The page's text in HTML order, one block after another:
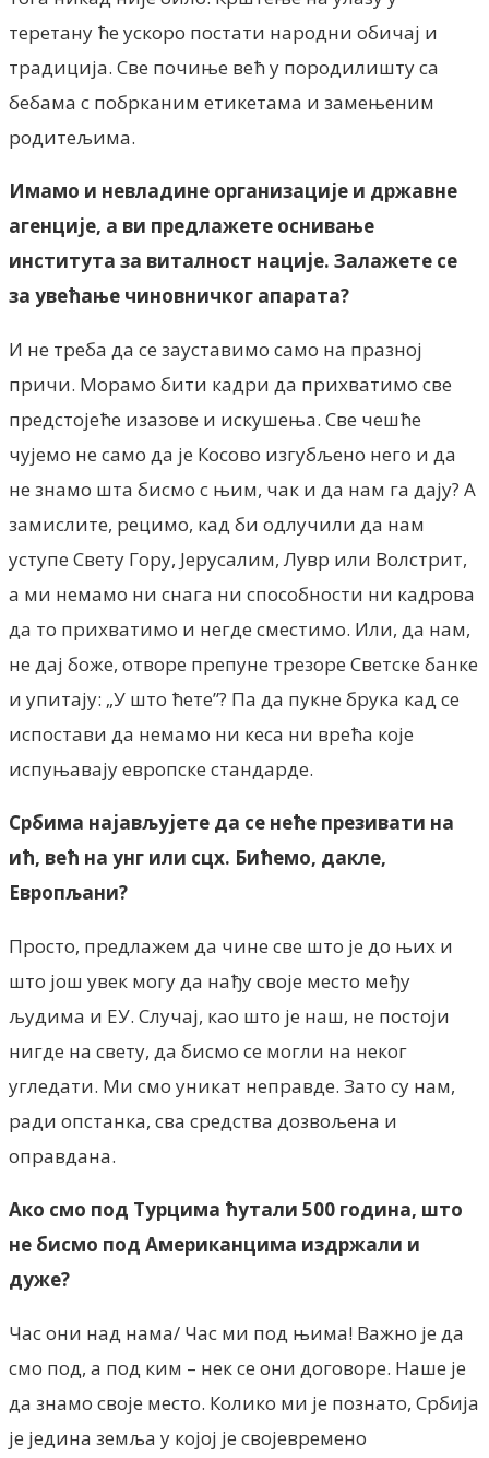
теретану ће ускоро постати народни обичај и
традиција. Све почиње већ у породилишту са
бебама с побрканим етикетама и замењеним
родитељима.
Имамо и невладине организације и државне
агенције, а ви предлажете оснивање
института за виталност нације. Залажете се
за увећање чиновничког апарата?
И не треба да се зауставимо само на празној
причи. Морамо бити кадри да прихватимо све
предстојеће изазове и искушења. Све чешће
чујемо не само да је Косово изгубљено него и да
не знамо шта бисмо с њим, чак и да нам га дају? А
замислите, рецимо, кад би одлучили да нам
уступе Свету Гору, Јерусалим, Лувр или Волстрит,
а ми немамо ни снага ни способности ни кадрова
да то прихватимо и негде сместимо. Или, да нам,
не дај боже, отворе препуне трезоре Светске банке
и упитају: „У што ћете”? Па да пукне брука кад се
испостави да немамо ни кеса ни врећа које
испуњавају европске стандарде.
Србима најављујете да се неће презивати на
ић, већ на унг или сцх. Бићемо, дакле,
Европљани?
Просто, предлажем да чине све што је до њих и
што још увек могу да нађу своје место међу
људима и ЕУ. Случај, као што је наш, не постоји
нигде на свету, да бисмо се могли на неког
угледати. Ми смо уникат неправде. Зато су нам,
ради опстанка, сва средства дозвољена и
оправдана.
Ако смо под Турцима ћутали 500 година, што
не бисмо под Американцима издржали и
дуже?
Час они над нама/ Час ми под њима! Важно је да
смо под, а под ким – нек се они договоре. Наше је
да знамо своје место. Колико ми је познато, Србија
је једина земља у којој је својевремено